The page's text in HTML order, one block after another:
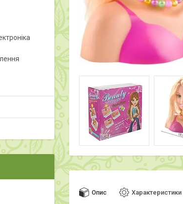
Опис Характеристики